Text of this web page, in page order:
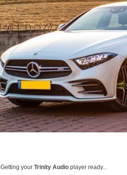
Getting yourTrinity Audio player ready...